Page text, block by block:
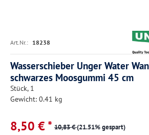
Art.Nr.: 18238
Wasserschieber Unger Water
schwarzes Moosgummi 45 cm
Stück, 1
Gewicht: 0.41 kg
8,50 € * 10,83 €(21.51% gespart)